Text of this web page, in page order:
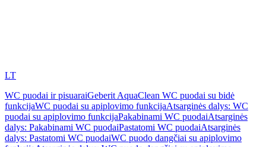
LT
WC puodai ir pisuaraiGeberit AquaClean WC puodai su bidė
funkcijaWC puodai su apiplovimo funkcijaAtsarginės dalys: WC
puodai su apiplovimo funkcijaPakabinami WC puodaiAtsarginės
dalys: Pakabinami WC puodaiPastatomi WC puodaiAtsarginės
dalys: Pastatomi WC puodaiWC puodo dangčiai su apiplovimo